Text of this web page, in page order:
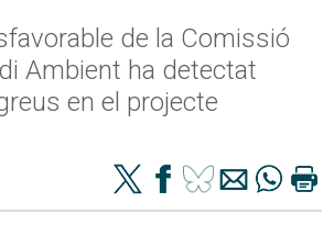
de la Comissió
Ambient ha detectat
en el projecte